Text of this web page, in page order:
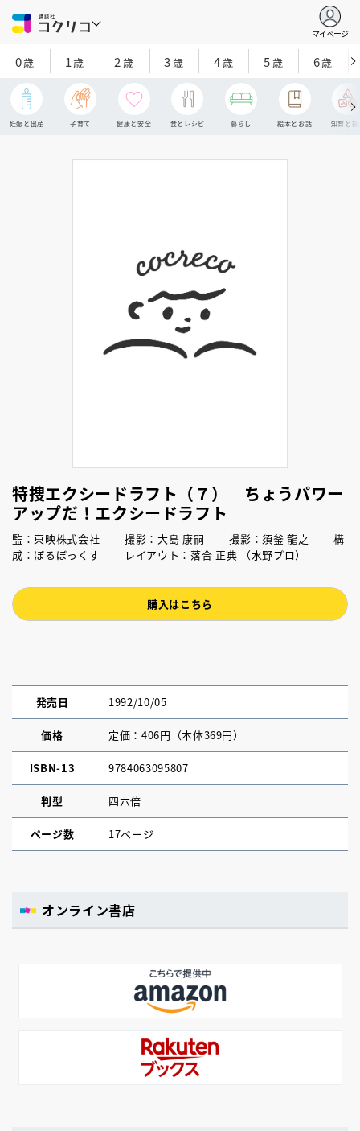
マイページ
0歳 1歳 2 歳 3歳 4歳 5歳 6歳
妊娠と出産 子育て 健康と安全 食とレシピ 暮らし 絵本とお話 知育と探
特捜エクシードラフト（７） ちょうパワー
アップだ！エクシードラフト
監：東映株式会社 撮影：大島 康嗣 撮影：須釜 龍之 構
成：ぼるぼっくす レイアウト：落合 正典 （水野プロ）
購入はこちら
発売日 1992/10/05
価格 定価：406円（本体369円）
ISBN-13 9784063095807
判型 四六倍
ページ数 17ページ
オンライン書店